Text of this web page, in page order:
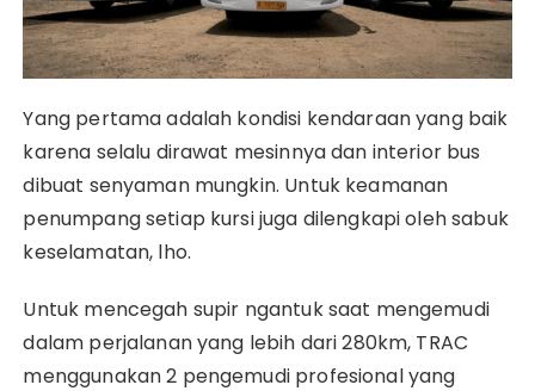
Yang pertama adalah kondisi kendaraan yang baik
karena selalu dirawat mesinnya dan interior bus
dibuat senyaman mungkin. Untuk keamanan
penumpang setiap kursi juga dilengkapi oleh sabuk
keselamatan, lho.
Untuk mencegah supir ngantuk saat mengemudi
dalam perjalanan yang lebih dari 280km, TRAC
menggunakan 2 pengemudi profesional yang